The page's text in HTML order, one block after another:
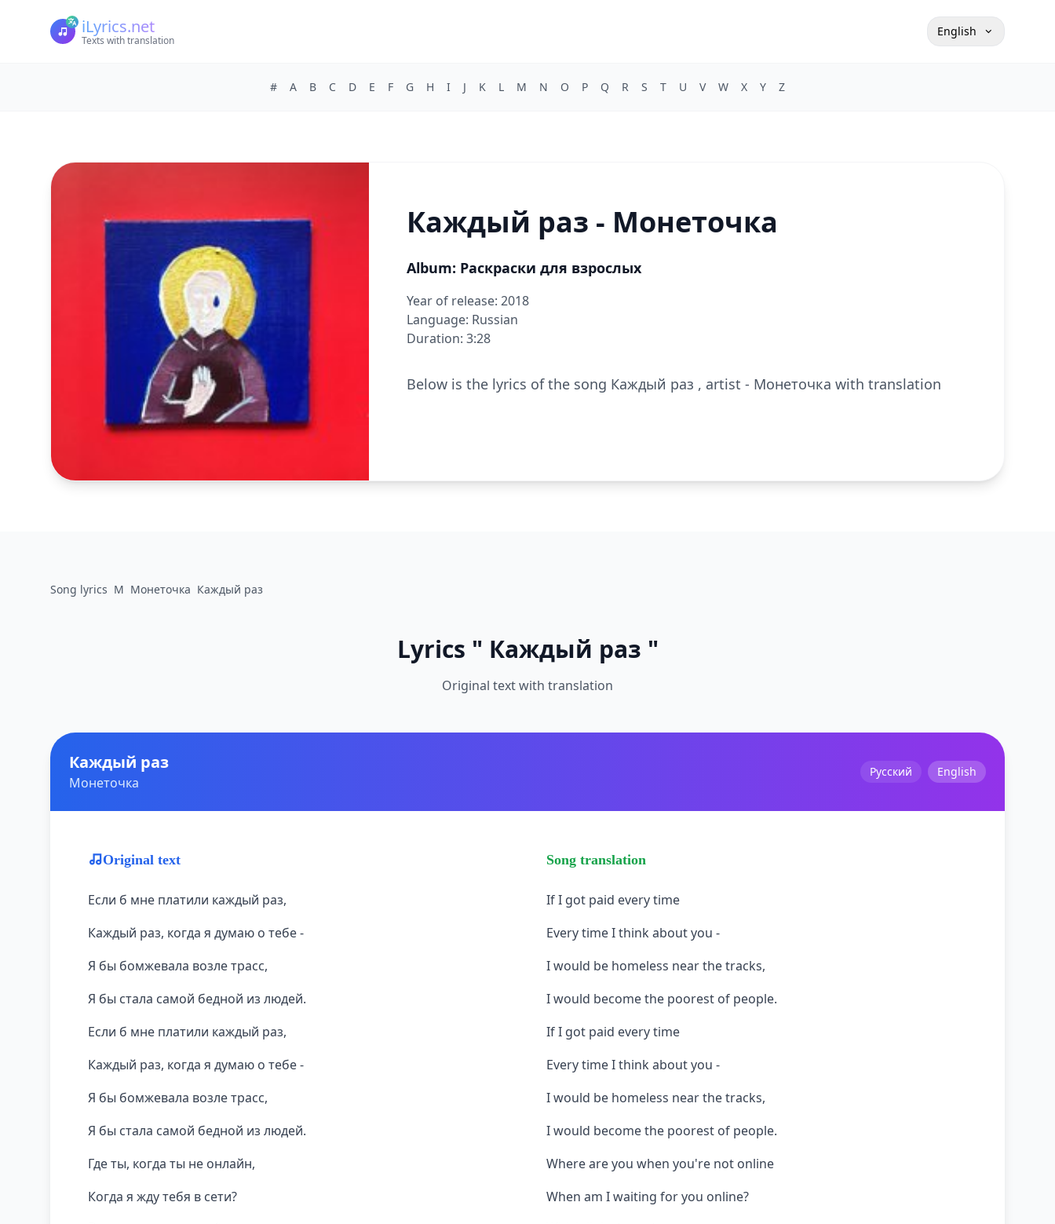
iLyrics.net
Texts with translation
English
# A B C D E F G H I J K L M N O P Q R S T U V W X Y Z
Каждый раз - Монеточка
Album: Раскраски для взрослых
Year of release: 2018
Language: Russian
Duration: 3:28
Below is the lyrics of the song Каждый раз , artist - Монеточка with translation
Song lyrics М Монеточка Каждый раз
Lyrics " Каждый раз "
Original text with translation
Каждый раз
Монеточка
Русский English
Original text
Если б мне платили каждый раз,
Каждый раз, когда я думаю о тебе -
Я бы бомжевала возле трасс,
Я бы стала самой бедной из людей.
Если б мне платили каждый раз,
Каждый раз, когда я думаю о тебе -
Я бы бомжевала возле трасс,
Я бы стала самой бедной из людей.
Где ты, когда ты не онлайн,
Когда я жду тебя в сети?
Song translation
If I got paid every time
Every time I think about you -
I would be homeless near the tracks,
I would become the poorest of people.
If I got paid every time
Every time I think about you -
I would be homeless near the tracks,
I would become the poorest of people.
Where are you when you're not online
When am I waiting for you online?